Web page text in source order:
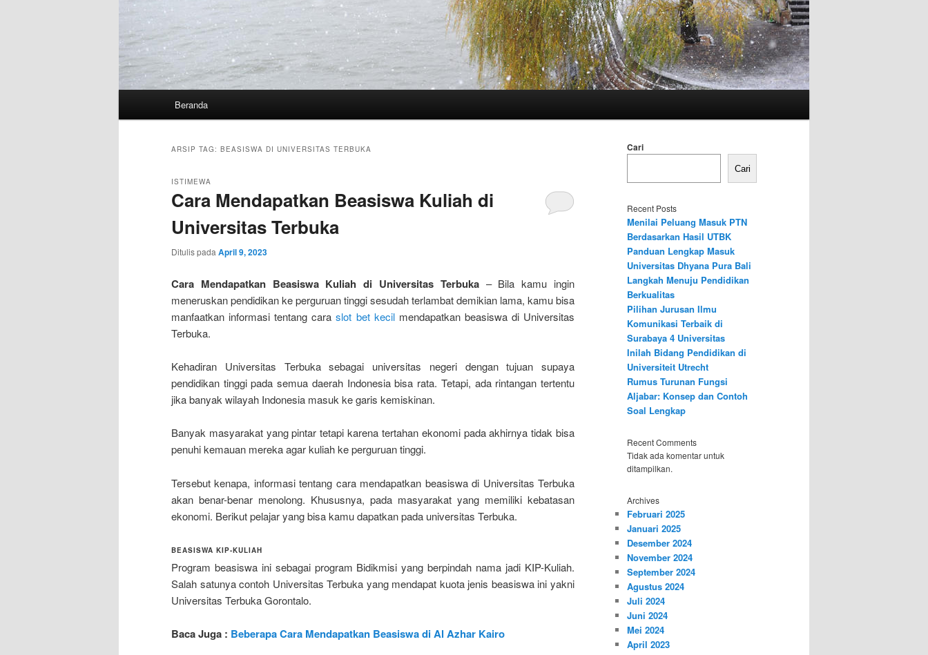
Beranda
ARSIP TAG: BEASISWA DI UNIVERSITAS TERBUKA
Cara Mendapatkan Beasiswa Kuliah di
Universitas Terbuka
ISTIMEWA
Ditulis pada April 9, 2023
Cara Mendapatkan Beasiswa Kuliah di Universitas Terbuka– Bila kamu ingin
meneruskan pendidikan ke perguruan tinggi sesudah terlambat demikian lama, kamu bisa
manfaatkan informasi tentang caraslot bet kecilmendapatkan beasiswa di Universitas
Terbuka.
Kehadiran Universitas Terbuka sebagai universitas negeri dengan tujuan supaya
pendidikan tinggi pada semua daerah Indonesia bisa rata. Tetapi, ada rintangan tertentu
jika banyak wilayah Indonesia masuk ke garis kemiskinan.
Banyak masyarakat yang pintar tetapi karena tertahan ekonomi pada akhirnya tidak bisa
penuhi kemauan mereka agar kuliah ke perguruan tinggi.
Tersebut kenapa, informasi tentang cara mendapatkan beasiswa di Universitas Terbuka
akan benar-benar menolong. Khususnya, pada masyarakat yang memiliki kebatasan
ekonomi. Berikut pelajar yang bisa kamu dapatkan pada universitas Terbuka.
BEASISWA KIP-KULIAH
Program beasiswa ini sebagai program Bidikmisi yang berpindah nama jadi KIP-Kuliah.
Salah satunya contoh Universitas Terbuka yang mendapat kuota jenis beasiswa ini yakni
Universitas Terbuka Gorontalo.
Baca Juga : Beberapa Cara Mendapatkan Beasiswa di Al Azhar Kairo
Cari
Cari
Recent Posts
Menilai Peluang Masuk PTN
Berdasarkan Hasil UTBK
Panduan Lengkap Masuk
Universitas Dhyana Pura Bali
Langkah Menuju Pendidikan
Berkualitas
Pilihan Jurusan Ilmu
Komunikasi Terbaik di
Surabaya 4 Universitas
Inilah Bidang Pendidikan di
Universiteit Utrecht
Rumus Turunan Fungsi
Aljabar: Konsep dan Contoh
Soal Lengkap
Recent Comments
Tidak ada komentar untuk
ditampilkan.
Archives
Februari 2025
Januari 2025
Desember 2024
November 2024
September 2024
Agustus 2024
Juli 2024
Juni 2024
Mei 2024
April 2023